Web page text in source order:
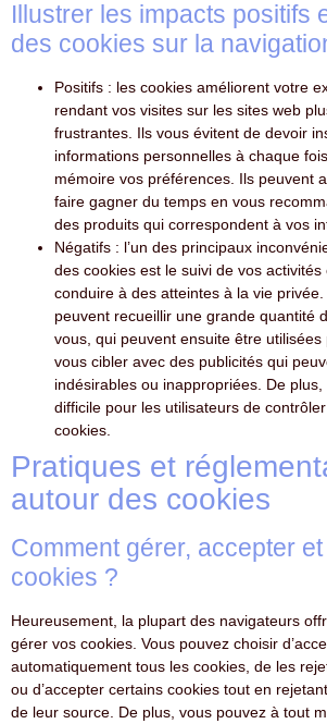
Illustrer les impacts positifs
des cookies sur la
Positifs : les cookies améliorent votre
rendant vos visites sur les sites web
frustrantes. Ils vous évitent de devoir
informations personnelles à chaque
mémoire vos préférences. Ils peuvent
faire gagner du temps en vous
des produits qui correspondent à vos
Négatifs : l’un des principaux
des cookies est le suivi de vos
conduire à des atteintes à la vie
peuvent recueillir une grande quantité
vous, qui peuvent ensuite être
vous cibler avec des publicités qui
indésirables ou inappropriées. De
difficile pour les utilisateurs de
cookies.
Pratiques et
autour des cookies
Comment gérer, accepter
cookies ?
Heureusement, la plupart des navigateurs
gérer vos cookies. Vous pouvez choisir
automatiquement tous les cookies, de les
ou d’accepter certains cookies tout en
de leur source. De plus, vous pouvez à tout